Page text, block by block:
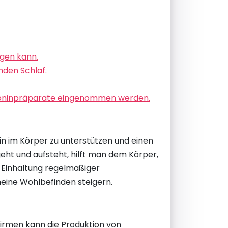
kann.
Schlaf.
eingenommen werden.
im Körper zu unterstützen und einen
und aufsteht, hilft man dem Körper,
regelmäßiger
Wohlbefinden steigern.
kann die Produktion von